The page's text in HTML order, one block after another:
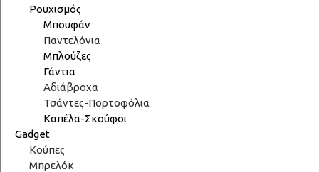
Ρουχισμός
Μπουφάν
Παντελόνια
Μπλούζες
Γάντια
Αδιάβροχα
Τσάντες-Πορτοφόλια
Καπέλα-Σκούφοι
Gadget
Κούπες
Μπρελόκ